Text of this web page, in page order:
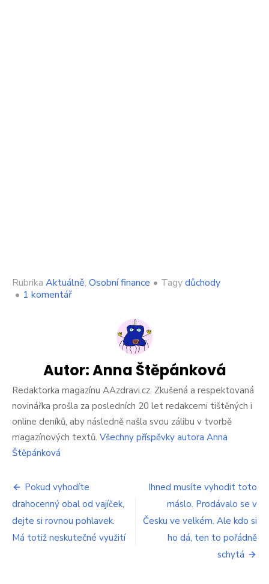
Rubrika Aktuálně, Osobní finance • Tagydůchody
• 1 komentářu
jak
stát
důchodcům
sebere
peníze.
Z
důchodu
posílat
jenom
část,
zbytek
si
Autor:Anna Štěpánková
Redaktorka magazínu AAzdravi.cz. Zkušená a respektovaná
novinářka prošla za posledních 20 let redakcemi tištěných i
online deníků, aby následně našla svou zálibu v tvorbě
magazínových textů. Všechny příspěvky autora Anna
Štěpánková
Navigace
pro
příspěvek
Pokud vyhodíte
drahocenný obal od vajíček,
dejte si rovnou pohlavek.
Má totiž neskutečné využití
Ihned musíte vyhodit toto
máslo. Prodávalo se v
Česku ve velkém. Ale kdo si
ho dá, ten to pořádně
schytá